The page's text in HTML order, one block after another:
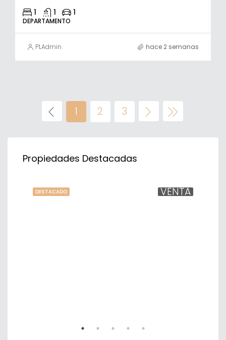
1 1 1
DEPARTAMENTO
PLAdmin hace 2 semanas
1 2 3
Propiedades Destacadas
VENTA
DESTACADO
$31,843,500